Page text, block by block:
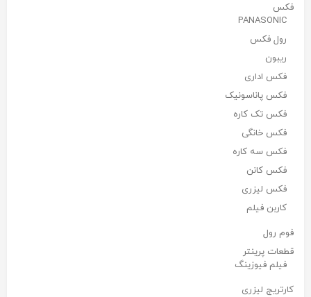
فکس
PANASONIC
رول فکس
ریبون
فکس اداری
فکس پاناسونیک
فکس تک کاره
فکس خانگی
فکس سه کاره
فکس کانن
فکس لیزری
کاربن فیلم
فوم رول
قطعات پرینتر
فیلم فیوزینگ
کارتریج لیزری